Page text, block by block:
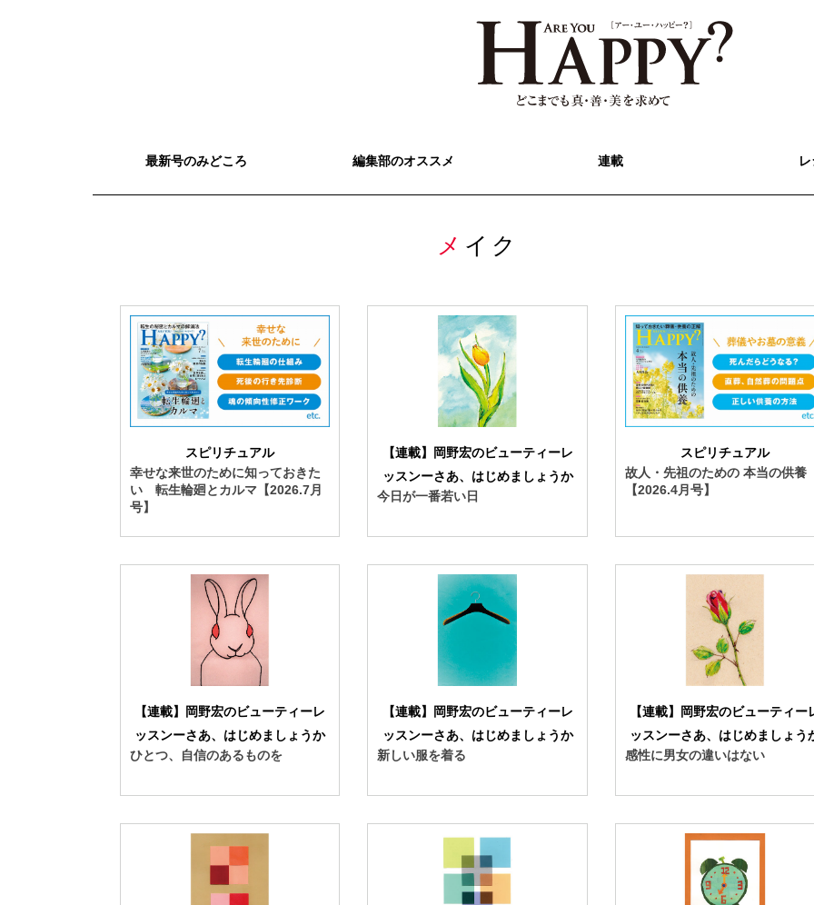
最新号のみどころ 編集部のオススメ 連載
メイク
スピリチュアル
幸せな来世のために知っておきた
い 転生輪廻とカルマ【2026.7月
号】
【連載】岡野宏のビューティーレ
ッスンーさあ、はじめましょうか
今日が一番若い日
スピリチュアル
故人・先祖のための 本当の供養
【2026.4月号】
【連載】岡野宏のビューティーレ
ッスンーさあ、はじめましょうか
ひとつ、自信のあるものを
【連載】岡野宏のビューティーレ
ッスンーさあ、はじめましょうか
新しい服を着る
【連載】岡野宏のビューティー
ッスンーさあ、はじめましょう
感性に男女の違いはない